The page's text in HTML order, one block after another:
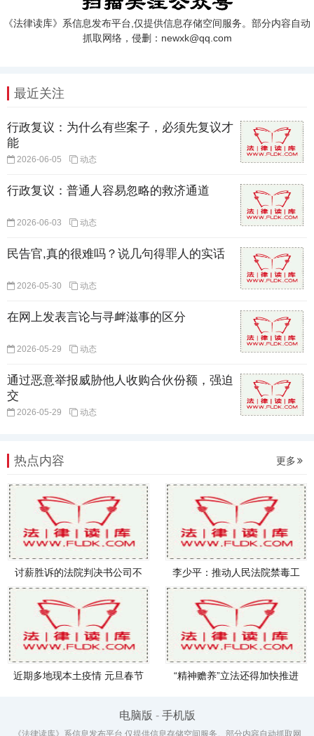
《法律读库》系信息发布平台,仅提供信息存储空间服务。部分内容自动
抓取网络，侵删：newxk@qq.com
最近关注
行政复议：为什么有些案子，必须先复议才
能
2026-06-05 动态
行政复议：普通人容易忽略的救济通道
2026-06-03 动态
民告官,真的很难吗？说几句得罪人的实话
2026-05-30 动态
在网上发表言论与寻衅滋事的区分
2026-05-29 动态
通过恶意举报威胁他人收购合伙份额，强迫
交
2026-05-29 动态
热点内容 更多
讨薪胜诉的法院判决书公司不
李少平：推动人民法院禁毒工
近期多地现本土疫情 元旦春节
“精神赡养”立法还得加快推进
电脑版 - 手机版
《法律读库》系信息发布平台,仅提供信息存储空间服务。部分内容自动抓取网